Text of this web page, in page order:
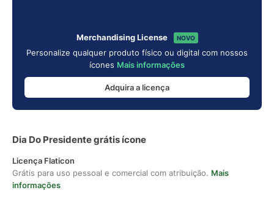
Merchandising License NOVO
Personalize qualquer produto físico ou digital com nossos
ícones Mais informações
Adquira a licença
Dia Do Presidente grátis ícone
Licença Flaticon
Grátis para uso pessoal e comercial com atribuição. Mais
informações